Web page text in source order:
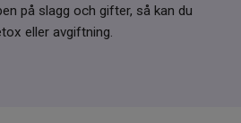
på slagg och gifter, så kan du
eller avgiftning.